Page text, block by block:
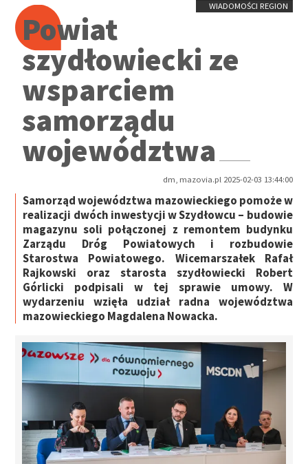
WIADOMOŚCI REGION
Powiat
szydłowiecki ze
wsparciem
samorządu
województwa
dm, mazovia.pl 2025-02-03 13:44:00
Samorząd województwa mazowieckiego pomoże w
realizacji dwóch inwestycji w Szydłowcu – budowie
magazynu soli połączonej z remontem budynku
Zarządu Dróg Powiatowych i rozbudowie
Starostwa Powiatowego. Wicemarszałek Rafał
Rajkowski oraz starosta szydłowiecki Robert
Górlicki podpisali w tej sprawie umowy. W
wydarzeniu wzięła udział radna województwa
mazowieckiego Magdalena Nowacka.